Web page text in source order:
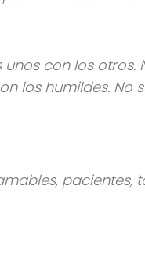
con los otros.
los humildes. No
pacientes,